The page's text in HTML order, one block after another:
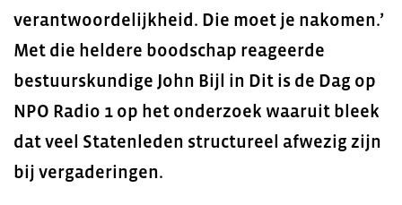
verantwoordelijkheid. Die moet je nakomen.’
Met die heldere boodschap reageerde
bestuurskundige John Bijl in Dit is de Dag op
NPO Radio 1 op het onderzoek waaruit bleek
dat veel Statenleden structureel afwezig zijn
bij vergaderingen.